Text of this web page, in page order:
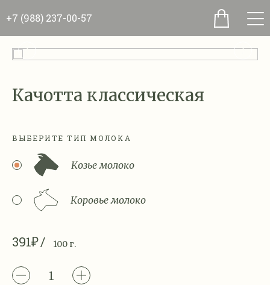
+7 (988) 237-00-57
Качотта классическая
ВЫБЕРИТЕ ТИП МОЛОКА
Козье молоко
Коровье молоко
391₽ 100 г.